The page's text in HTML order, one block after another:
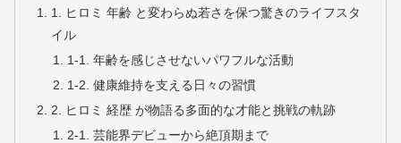
1. ヒロミ 年齢 と変わらぬ若さを保つ驚きのライフスタ
イル
1-1. 年齢を感じさせないパワフルな活動
1-2. 健康維持を支える日々の習慣
2. ヒロミ 経歴 が物語る多面的な才能と挑戦の軌跡
2-1. 芸能界デビューから絶頂期まで